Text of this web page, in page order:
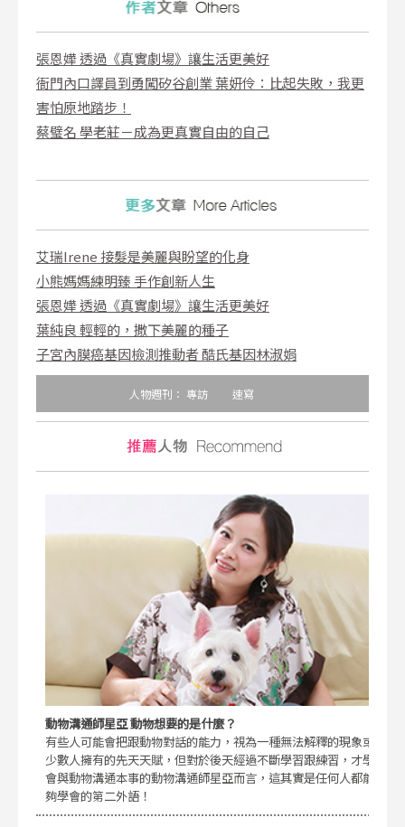
張恩嬅 透過《真實劇場》讓生活更美好
衙門內口譯員到勇闖矽谷創業 葉妍伶：比起失敗，我更
害怕原地踏步！
蔡璧名 學老莊－成為更真實自由的自己
艾瑞Irene 接髮是美麗與盼望的化身
小熊媽媽練明臻 手作創新人生
張恩嬅 透過《真實劇場》讓生活更美好
葉純良 輕輕的，撒下美麗的種子
子宮內膜癌基因檢測推動者 酷氏基因林淑娟
人物週刊： 專訪 速寫
動物溝通師星亞 動物想要的是什麼？
有些人可能會把跟動物對話的能力，視為一種無法解釋的現象或
少數人擁有的先天天賦，但對於後天經過不斷學習跟練習，才學
會與動物溝通本事的動物溝通師星亞而言，這其實是任何人都能
夠學會的第二外語！